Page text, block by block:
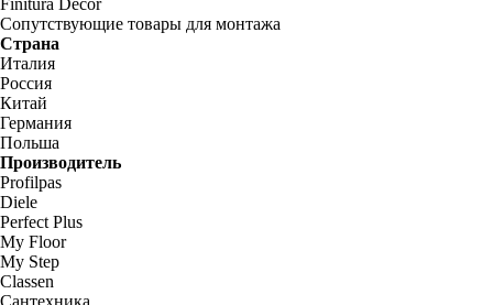
Finitura Decor
Сопутствующие товары для монтажа
Страна
Италия
Россия
Китай
Германия
Польша
Производитель
Profilpas
Diele
Perfect Plus
My Floor
My Step
Classen
Сантехника